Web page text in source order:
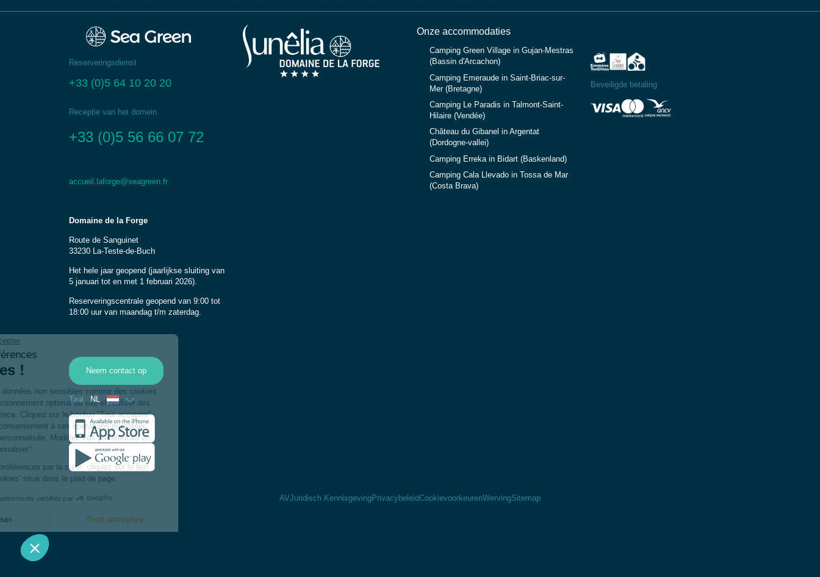
Reserveringsdienst
+33 (0)5 64 10 20 20
Receptie van het domein
+33 (0)5 56 66 07 72
accueil.laforge@seagreen.fr
Domaine de la Forge
Route de Sanguinet
33230 La-Teste-de-Buch
Het hele jaar geopend (jaarlijkse sluiting van
5 januari tot en met 1 februari 2026).
Reserveringscentrale geopend van 9:00 tot
18:00 uur van maandag t/m zaterdag.
Neem contact op
Taal NL
Frans
Engels
Spaans
Duits
Onze accommodaties
Camping Green Village in Gujan-Mestras
(Bassin d'Arcachon)
Camping Emeraude in Saint-Briac-sur-
Mer (Bretagne)
Camping Le Paradis in Talmont-Saint-
Hilaire (Vendée)
Château du Gibanel in Argentat
(Dordogne-vallei)
Camping Erreka in Bidart (Baskenland)
Camping Cala Llevado in Tossa de Mar
(Costa Brava)
Beveiligde betaling
AVJuridisch KennisgevingPrivacybeleidCookievoorkeurenWervingSitemap